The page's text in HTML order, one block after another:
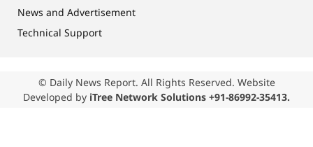
News and Advertisement
Technical Support
© Daily News Report. All Rights Reserved. Website
Developed by iTree Network Solutions +91-86992-35413.